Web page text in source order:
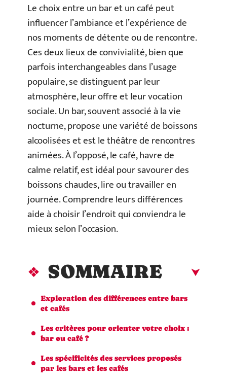
Le choix entre un bar et un café peut
influencer l’ambiance et l’expérience de
nos moments de détente ou de rencontre.
Ces deux lieux de convivialité, bien que
parfois interchangeables dans l’usage
populaire, se distinguent par leur
atmosphère, leur offre et leur vocation
sociale. Un bar, souvent associé à la vie
nocturne, propose une variété de boissons
alcoolisées et est le théâtre de rencontres
animées. À l’opposé, le café, havre de
calme relatif, est idéal pour savourer des
boissons chaudes, lire ou travailler en
journée. Comprendre leurs différences
aide à choisir l’endroit qui conviendra le
mieux selon l’occasion.
SOMMAIRE
Exploration des différences entre bars
et cafés
Les critères pour orienter votre choix :
bar ou café ?
Les spécificités des services proposés
par les bars et les cafés